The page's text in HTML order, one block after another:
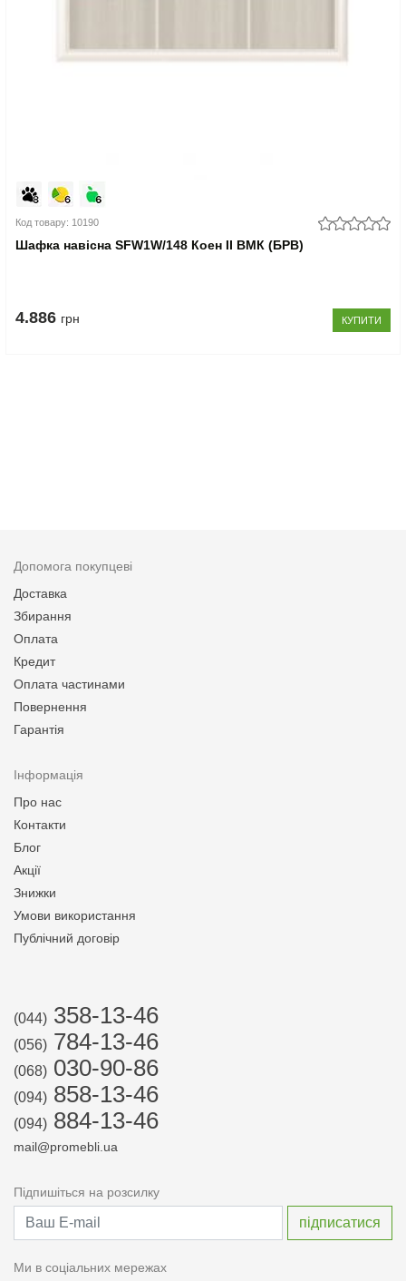
Код товару: 10190
Шафка навісна SFW1W/148 Коен II ВМК (БРВ)
4.886 грн КУПИТИ
Допомога покупцеві
Доставка
Збирання
Оплата
Кредит
Оплата частинами
Повернення
Гарантія
Інформація
Про нас
Контакти
Блог
Акції
Знижки
Умови використання
Публічний договір
(044) 358-13-46
(056) 784-13-46
(068) 030-90-86
(094) 858-13-46
(094) 884-13-46
mail@promebli.ua
Підпишіться на розсилку
Ми в соціальних мережах